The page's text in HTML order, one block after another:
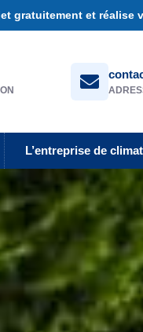
gratuitement et réalise
L’entreprise de